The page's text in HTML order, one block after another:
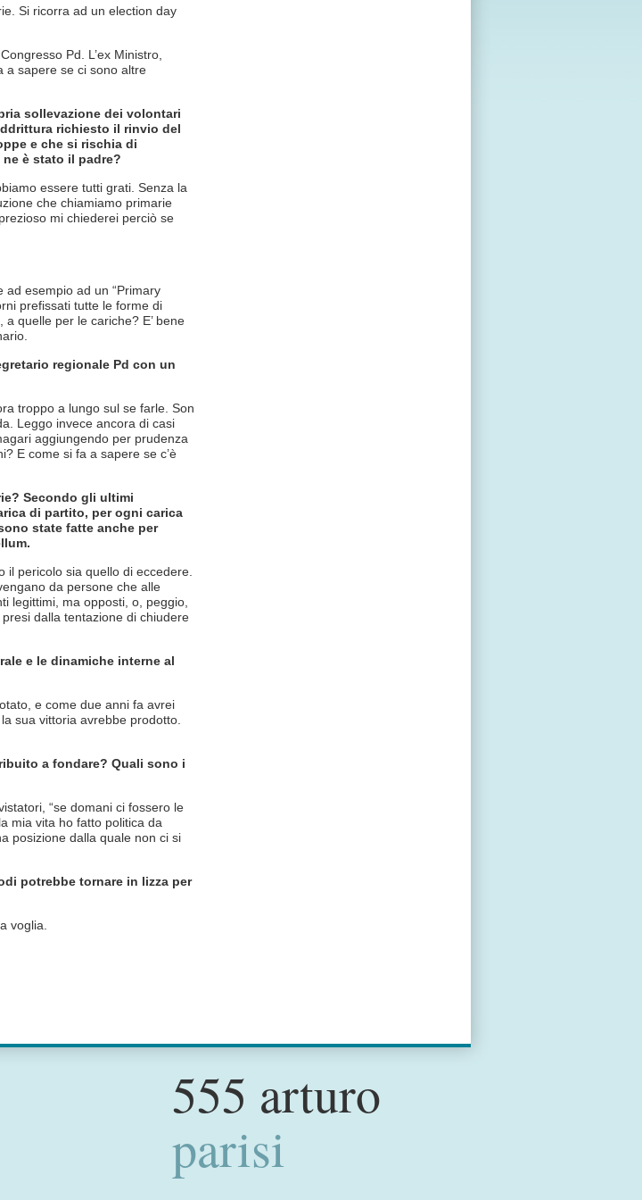
Si ricorra ad un election day
Pd. L’ex Ministro,
a sapere se ci sono altre
sollevazione dei volontari
richiesto il rinvio del
e che si rischia di
è stato il padre?
essere tutti grati. Senza la
che chiamiamo primarie
mi chiederei perciò se
esempio ad un “Primary
prefissati tutte le forme di
quelle per le cariche? E’ bene
regionale Pd con un
troppo a lungo sul se farle. Son
Leggo invece ancora di casi
aggiungendo per prudenza
E come si fa a sapere se c’è
Secondo gli ultimi
di partito, per ogni carica
state fatte anche per
pericolo sia quello di eccedere.
da persone che alle
legittimi, ma opposti, o, peggio,
dalla tentazione di chiudere
e le dinamiche interne al
e come due anni fa avrei
sua vittoria avrebbe prodotto.
a fondare? Quali sono i
“se domani ci fossero le
mia vita ho fatto politica da
posizione dalla quale non ci si
potrebbe tornare in lizza per
voglia.
555 arturo
parisi